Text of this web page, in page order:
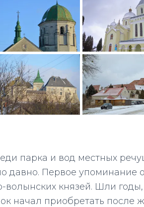
парка и вод местных
давно. Первое упоминание о
волынских князей. Шли
начал приобретать после